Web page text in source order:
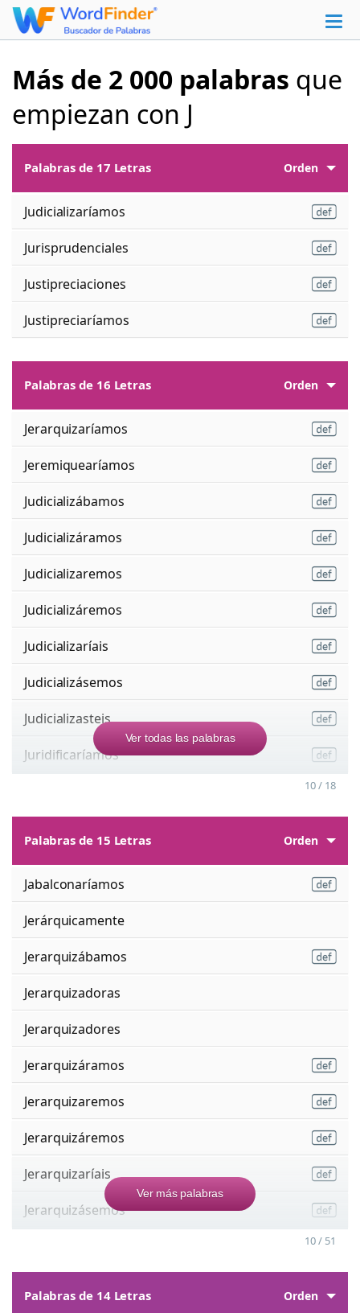
Más de 2 000 palabras que
empiezan con J
Palabras de 17 Letras Orden
Judicializaríamos
Jurisprudenciales
Justipreciaciones
Justipreciaríamos
Palabras de 16 Letras Orden
Jerarquizaríamos
Jeremiquearíamos
Judicializábamos
Judicializáramos
Judicializaremos
Judicializáremos
Judicializaríais
Judicializásemos
Judicializasteis
Juridificaríamos
Ver todas las palabras
10 / 18
Palabras de 15 Letras Orden
Jabalconaríamos
Jerárquicamente
Jerarquizábamos
Jerarquizadoras
Jerarquizadores
Jerarquizáramos
Jerarquizaremos
Jerarquizáremos
Jerarquizaríais
Jerarquizásemos
Ver más palabras
10 / 51
Palabras de 14 Letras Orden